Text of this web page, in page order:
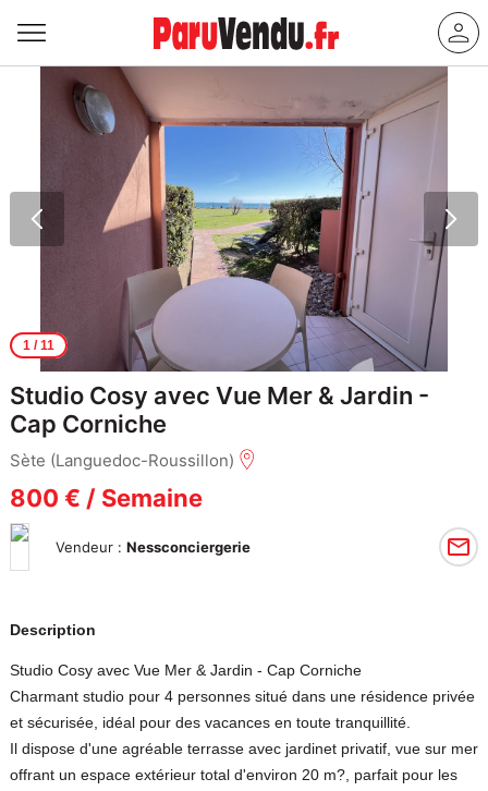
1/ 11
Studio Cosy avec Vue Mer & Jardin -
Cap Corniche
Sète (Languedoc-Roussillon)
800 € / Semaine
Vendeur : Nessconciergerie
Description
Studio Cosy avec Vue Mer & Jardin - Cap Corniche
Charmant studio pour 4 personnes situé dans une résidence privée
et sécurisée, idéal pour des vacances en toute tranquillité.
Il dispose d'une agréable terrasse avec jardinet privatif, vue sur mer
offrant un espace extérieur total d'environ 20 m?, parfait pour les